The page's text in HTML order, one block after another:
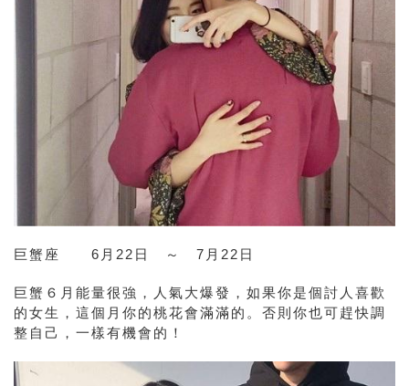
巨蟹座 6月22日 ～ 7月22日
巨蟹６月 能量很強，人氣大爆發，如果你是個討人喜歡
的女生，這個月你的桃花會滿滿的。否則你也可趕快調
整自己，一樣有機會的！